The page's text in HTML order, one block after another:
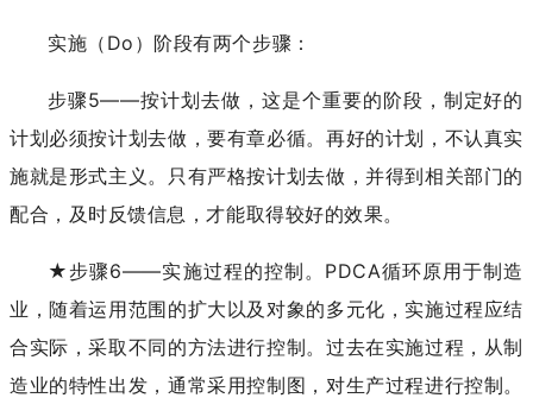
实施（Do）阶段有两个步骤：
步骤5——按计划去做，这是个重要的阶段，制定好的
计划必须按计划去做，要有章必循。再好的计划，不认真实
施就是形式主义。只有严格按计划去做，并得到相关部门的
配合，及时反馈信息，才能取得较好的效果。
★步骤6——实施过程的控制。PDCA循环原用于制造
业，随着运用范围的扩大以及对象的多元化，实施过程应结
合实际，采取不同的方法进行控制。过去在实施过程，从制
造业的特性出发，通常采用控制图，对生产过程进行控制。